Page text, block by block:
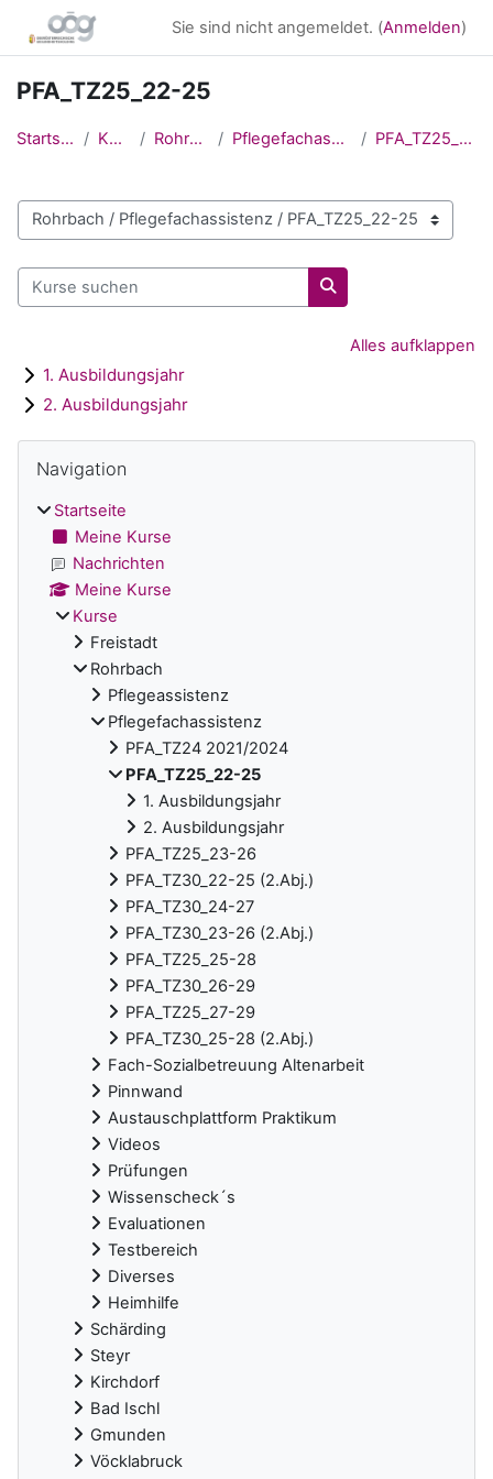
Zum Hauptinhalt
Sie sind nicht angemeldet. (Anmelden)
PFA_TZ25_22-25
Startseite Kurse Rohrbach Pflegefachassistenz PFA_TZ25_22-25
Kursbereiche
Kurse suchen
Kurse suchen
Alles aufklappen
1. Ausbildungsjahr
2. Ausbildungsjahr
Blöcke
Navigation
Startseite
Meine Kurse
Nachrichten
Meine Kurse
Kurse
Freistadt
Rohrbach
Pflegeassistenz
Pflegefachassistenz
PFA_TZ24 2021/2024
PFA_TZ25_22-25
1. Ausbildungsjahr
2. Ausbildungsjahr
PFA_TZ25_23-26
PFA_TZ30_22-25 (2.Abj.)
PFA_TZ30_24-27
PFA_TZ30_23-26 (2.Abj.)
PFA_TZ25_25-28
PFA_TZ30_26-29
PFA_TZ25_27-29
PFA_TZ30_25-28 (2.Abj.)
Fach-Sozialbetreuung Altenarbeit
Pinnwand
Austauschplattform Praktikum
Videos
Prüfungen
Wissenscheck´s
Evaluationen
Testbereich
Diverses
Heimhilfe
Schärding
Steyr
Kirchdorf
Bad Ischl
Gmunden
Vöcklabruck